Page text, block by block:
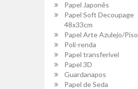
Papel Japonês
Papel Soft Decoupage
48x33cm
Papel Arte Azulejo/Piso
Poli-renda
Papel transferível
Papel 3D
Guardanapos
Papel de Seda